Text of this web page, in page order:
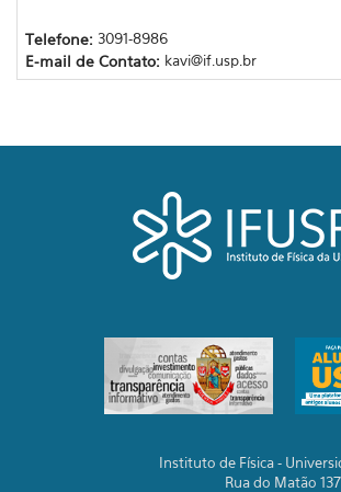
Telefone: 3091-8986
E-mail de Contato: kavi@if.usp.br
Instituto de Física -
Rua do Matão